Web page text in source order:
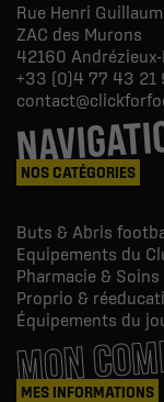
Rue Henri
ZAC des Murons
42160
+33 (0)4 77 43 21
NOS CATÉGORIES
Buts & Abris
Equipements du
Pharmacie & Soins
Proprio &
Équipements du
MON
MES INFORMATIONS